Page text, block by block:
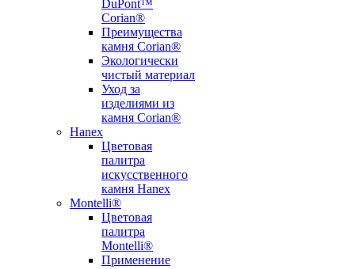
DuPont™
Corian®
Преимущества
камня Corian®
Экологически
чистый материал
Уход за
изделиями из
камня Corian®
Hanex
Цветовая
палитра
искусственного
камня Hanex
Montelli®
Цветовая
палитра
Montelli®
Применение